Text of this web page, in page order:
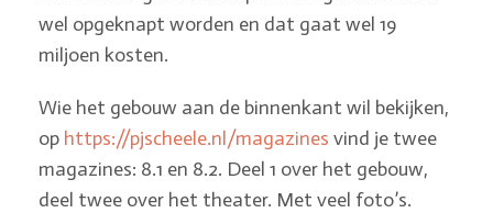
wel opgeknapt worden en dat gaat wel 19
miljoen kosten.
Wie het gebouw aan de binnenkant wil bekijken,
op https://pjscheele.nl/magazines vind je twee
magazines: 8.1 en 8.2. Deel 1 over het gebouw,
deel twee over het theater. Met veel foto’s.